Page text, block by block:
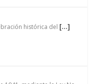
histórica del […]